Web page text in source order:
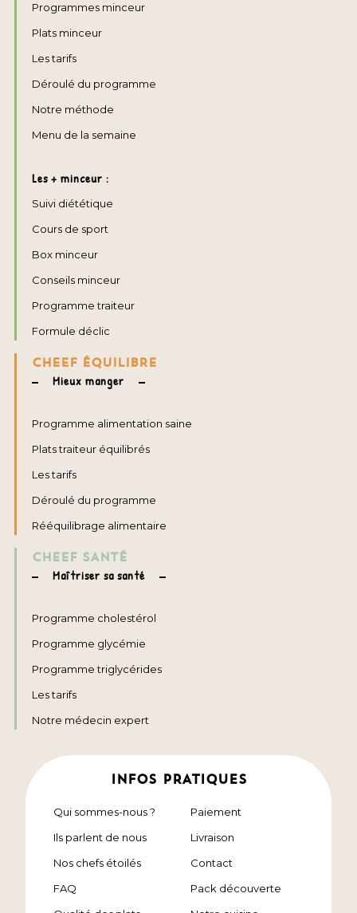
Programmes minceur
Plats minceur
Les tarifs
Déroulé du programme
Notre méthode
Menu de la semaine
Les + minceur :
Suivi diététique
Cours de sport
Box minceur
Conseils minceur
Programme traiteur
Formule déclic
CHEEF ÉQUILIBRE
Mieux manger
Programme alimentation saine
Plats traiteur équilibrés
Les tarifs
Déroulé du programme
Rééquilibrage alimentaire
CHEEF SANTÉ
Maîtriser sa santé
Programme cholestérol
Programme glycémie
Programme triglycérides
Les tarifs
Notre médecin expert
INFOS PRATIQUES
Qui sommes-nous ?
Ils parlent de nous
Nos chefs étoilés
FAQ
Paiement
Livraison
Contact
Pack découverte